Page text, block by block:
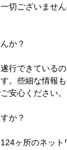
一切ございません
か？
行できているの
。 些細な情報
安心ください。
か？
ヶ所のネット